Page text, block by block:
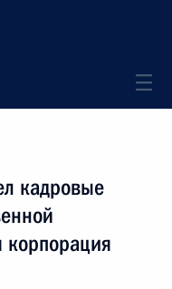
кадровые
корпорация